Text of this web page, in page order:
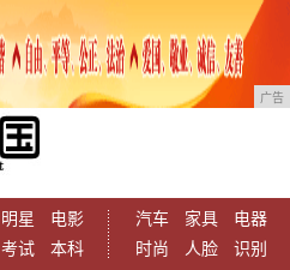
广告
明星
电影
考试 本科
汽车 家具
电器
时尚
人脸 识别